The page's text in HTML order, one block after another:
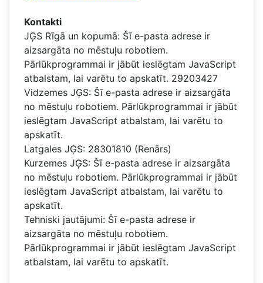
Kontakti
JĢS Rīgā un kopumā: Šī e-pasta adrese ir
aizsargāta no mēstuļu robotiem.
Pārlūkprogrammai ir jābūt ieslēgtam JavaScript
atbalstam, lai varētu to apskatīt. 29203427
Vidzemes JĢS: Šī e-pasta adrese ir aizsargāta
no mēstuļu robotiem. Pārlūkprogrammai ir jābūt
ieslēgtam JavaScript atbalstam, lai varētu to
apskatīt.
Latgales JĢS: 28301810 (Renārs)
Kurzemes JĢS: Šī e-pasta adrese ir aizsargāta
no mēstuļu robotiem. Pārlūkprogrammai ir jābūt
ieslēgtam JavaScript atbalstam, lai varētu to
apskatīt.
Tehniski jautājumi: Šī e-pasta adrese ir
aizsargāta no mēstuļu robotiem.
Pārlūkprogrammai ir jābūt ieslēgtam JavaScript
atbalstam, lai varētu to apskatīt.